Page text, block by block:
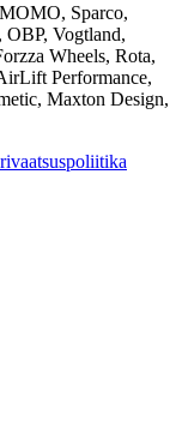
Sparco,
Vogtland,
Wheels, Rota,
Performance,
Maxton Design,